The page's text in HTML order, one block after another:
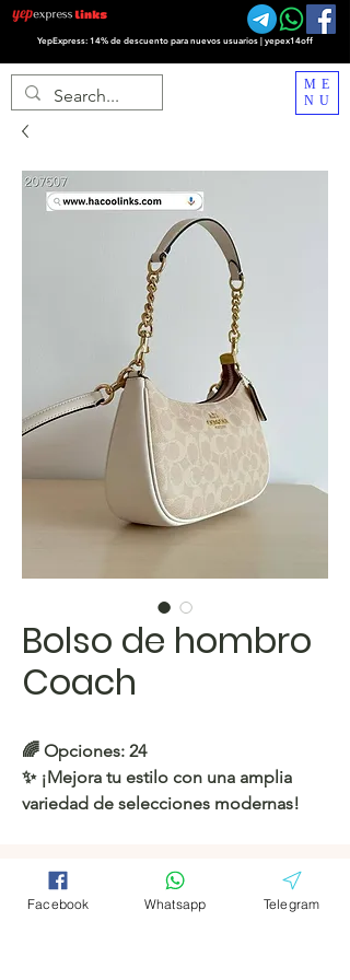
YepExpress: 14% de descuento para nuevos usuarios | yepex14off
ME
NU
Bolso de hombro
Coach
🌈 Opciones: 24
✨ ¡Mejora tu estilo con una amplia
variedad de selecciones modernas!
Tienda Hacoo
Conectar
Facebook
Facebook
Facebook Whatsapp Telegram